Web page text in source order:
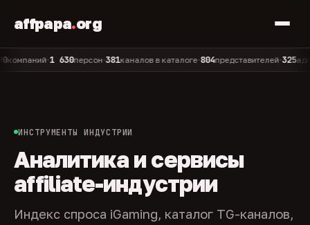
affpapa.org
•1 630персон•381каналов в каталоге•804представителей•325админов
ИНСТРУМЕНТЫ ИНДУСТРИИ
Аналитика и сервисы
affiliate-индустрии
Индекс спроса iGaming, каталог TG-каналов,